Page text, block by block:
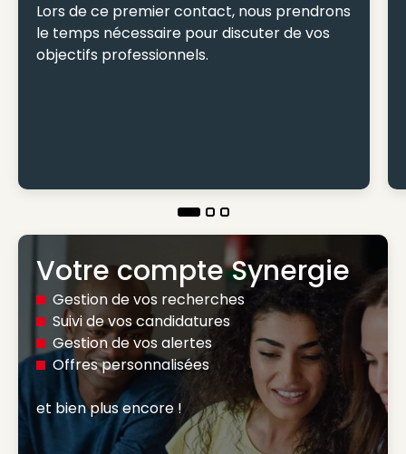
Lors de ce premier contact, nous prendrons
le temps nécessaire pour discuter de vos
objectifs professionnels.
Votre compte Synergie
Gestion de vos recherches
Suivi de vos candidatures
Gestion de vos alertes
Offres personnalisées
et bien plus encore !